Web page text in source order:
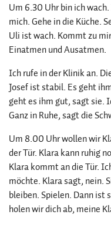
Um 6.30 Uhr bin ich
mich. Gehe in die Küche.
Uli ist wach. Kommt zu
Einatmen und Ausatmen.
Ich rufe in der Klinik an.
Josef ist stabil. Es geht
geht es ihm gut, sagt sie.
Ganz in Ruhe, sagt die
Um 8.00 Uhr wollen wir
der Tür. Klara kann ruhig
Klara kommt an die Tür.
möchte. Klara sagt, nein.
bleiben. Spielen. Dann ist
holen wir dich ab, meine